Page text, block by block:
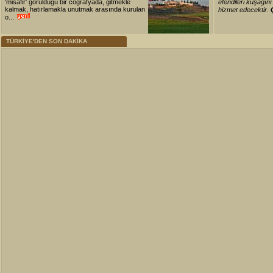
'misafir' görüldüğü bir coğrafyada, gitmekle
kalmak, hatırlamakla unutmak arasında kurulan
o...
efendileri
hizmet edecektir.
TÜRKİYE'DEN SON DAKİKA